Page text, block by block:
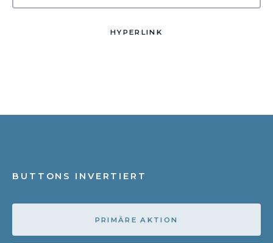
HYPERLINK
BUTTONS INVERTIERT
PRIMÄRE AKTION